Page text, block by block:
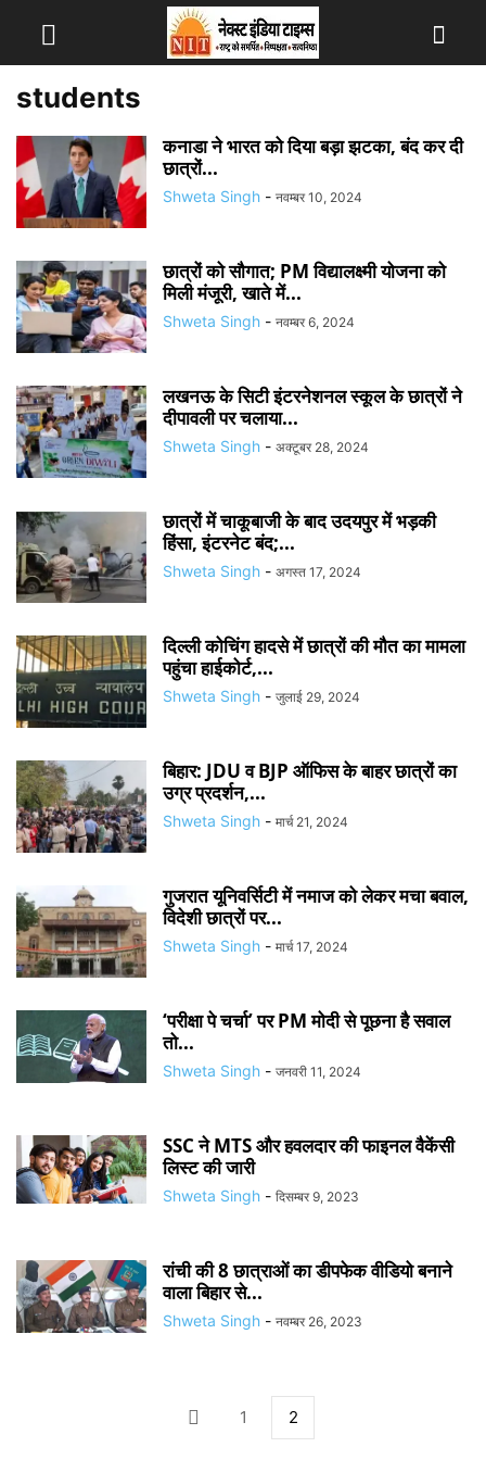
students
कनाडा ने भारत को दिया बड़ा झटका, बंद कर दी
छात्रों...
Shweta Singh - नवम्बर 10, 2024
छात्रों को सौगात; PM विद्यालक्ष्मी योजना को
मिली मंजूरी, खाते में...
Shweta Singh - नवम्बर 6, 2024
लखनऊ के सिटी इंटरनेशनल स्कूल के छात्रों ने
दीपावली पर चलाया...
Shweta Singh - अक्टूबर 28, 2024
छात्रों में चाकूबाजी के बाद उदयपुर में भड़की
ह‍िंसा, इंटरनेट बंद;...
Shweta Singh - अगस्त 17, 2024
दिल्ली कोचिंग हादसे में छात्रों की मौत का मामला
पहुंचा हाईकोर्ट,...
Shweta Singh - जुलाई 29, 2024
बिहार: JDU व BJP ऑफिस के बाहर छात्रों का
उग्र प्रदर्शन,...
Shweta Singh - मार्च 21, 2024
गुजरात यूनिवर्सिटी में नमाज को लेकर मचा बवाल,
विदेशी छात्रों पर...
Shweta Singh - मार्च 17, 2024
‘परीक्षा पे चर्चा’ पर PM मोदी से पूछना है सवाल
तो...
Shweta Singh - जनवरी 11, 2024
SSC ने MTS और हवलदार की फाइनल वैकेंसी
लिस्ट की जारी
Shweta Singh - दिसम्बर 9, 2023
रांची की 8 छात्राओं का डीपफेक वीडियो बनाने
वाला बिहार से...
Shweta Singh - नवम्बर 26, 2023
1 2